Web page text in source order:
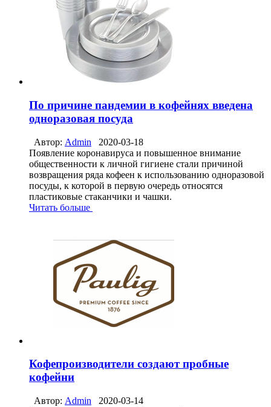
По причине пандемии в кофейнях введена
одноразовая посуда
Автор: Admin
2020-03-18
Появление коронавируса и повышенное внимание
общественности к личной гигиене стали причиной
возвращения ряда кофеен к использованию одноразовой
посуды, к которой в первую очередь относятся
пластиковые стаканчики и чашки.
Читать больше
Кофепроизводители создают пробные
кофейни
Автор: Admin
2020-03-14